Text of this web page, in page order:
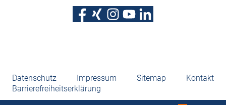
Datenschutz Impressum Sitemap
Kontakt
Barrierefreiheitserklärung